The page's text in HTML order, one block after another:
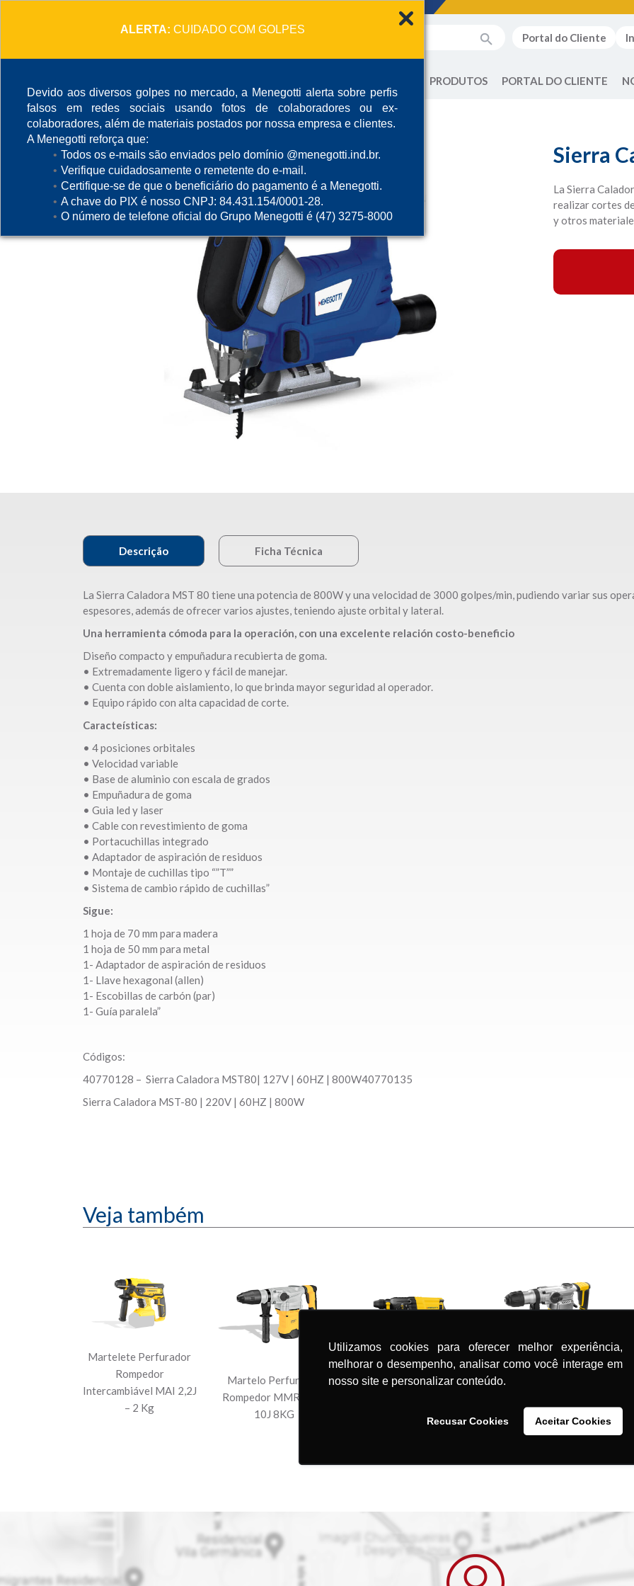
ALERTA: CUIDADO COM GOLPES
Devido aos diversos golpes no mercado, a Menegotti alerta sobre perfis
falsos em redes sociais usando fotos de colaboradores ou ex-
colaboradores, além de materiais postados por nossa empresa e clientes.
A Menegotti reforça que:
Todos os e-mails são enviados pelo domínio @menegotti.ind.br.
Verifique cuidadosamente o remetente do e-mail.
Certifique-se de que o beneficiário do pagamento é a Menegotti.
A chave do PIX é nosso CNPJ: 84.431.154/0001-28.
O número de telefone oficial do Grupo Menegotti é (47) 3275-8000
Utilizamos cookies para oferecer melhor experiência,
melhorar o desempenho, analisar como você interage em
nosso site e personalizar conteúdo.
Recusar Cookies Aceitar Cookies
Portal do Cliente
PRODUTOS PORTAL DO CLIENTE
Sierra
La Sierra
realizar cortes
y otros
Descrição Ficha Técnica
La Sierra Caladora MST 80 tiene una potencia de 800W y una velocidad de 3000 golpes/min, pudiendo variar sus
espesores, además de ofrecer varios ajustes, teniendo ajuste orbital y lateral.
Una herramienta cómoda para la operación, con una excelente relación costo-beneficio
Diseño compacto y empuñadura recubierta de goma.
• Extremadamente ligero y fácil de manejar.
• Cuenta con doble aislamiento, lo que brinda mayor seguridad al operador.
• Equipo rápido con alta capacidad de corte.
Caracteísticas:
• 4 posiciones orbitales
• Velocidad variable
• Base de aluminio con escala de grados
• Empuñadura de goma
• Guia led y laser
• Cable con revestimiento de goma
• Portacuchillas integrado
• Adaptador de aspiración de residuos
• Montaje de cuchillas tipo “”T””
• Sistema de cambio rápido de cuchillas”
Sigue:
1 hoja de 70 mm para madera
1 hoja de 50 mm para metal
1- Adaptador de aspiración de residuos
1- Llave hexagonal (allen)
1- Escobillas de carbón (par)
1- Guía paralela”
Códigos:
40770128 – Sierra Caladora MST80| 127V | 60HZ | 800W40770135
Sierra Caladora MST-80 | 220V | 60HZ | 800W
Veja também
Martelete Perfurador
Rompedor
Intercambiável MAI 2,2J
– 2 Kg
Martelo Perfurador
Rompedor MMR1600
10J 8KG
Martelete Perfurador
4,8J 5KG